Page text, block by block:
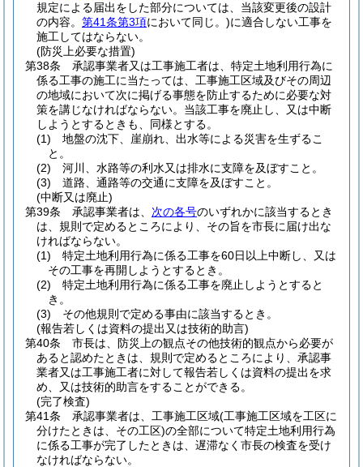
規定による届出をした部分については、当該変更後の設計
の内容。 第41条第3項において同じ。)に適合しない工事を
施工してはならない。
(防災上必要な措置)
第38条
承認事業者又は工事施工者は、特定土地利用行為に
係る工事の施工に当たっては、工事施工区域及びその周辺
の地域において次に掲げる事態を防止するために必要な対
策を講じなければならない。 当該工事を廃止し、又は中断
しようとするときも、同様とする。
(1)
地盤の沈下、崖崩れ、出水等による災害を生ずるこ
と。
(2)
河川、水路等の利水又は排水に支障を及ぼすこと。
(3)
道路、通路等の交通に支障を及ぼすこと。
(中断又は廃止)
第39条
承認事業者は、 次の各号のいずれかに該当するとき
は、規則で定めるところにより、その旨を市長に届け出な
ければならない。
(1)
特定土地利用行為に係る工事を60日以上中断し、又は
その工事を再開しようとするとき。
(2)
特定土地利用行為に係る工事を廃止しようとすると
き。
(3)
その他規則で定める事由に該当するとき。
(報告若しくは資料の提出又は技術的助言)
第40条
市長は、防災上の観点その他技術的観点から必要が
あると認めたときは、規則で定めるところにより、承認事
業者又は工事施工者に対して報告若しくは資料の提出を求
め、又は技術的助言をすることができる。
(完了検査)
第41条
承認事業者は、工事施工区域(工事施工区域を工区に
分けたときは、その工区)の全部について特定土地利用行為
に係る工事が完了したときは、遅滞なく市長の検査を受け
なければならない。